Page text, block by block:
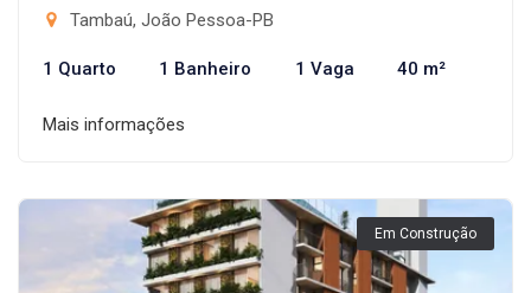
Tambaú, João Pessoa-PB
1 Quarto 1 Banheiro 1 Vaga 40 m²
Mais informações
Em Construção